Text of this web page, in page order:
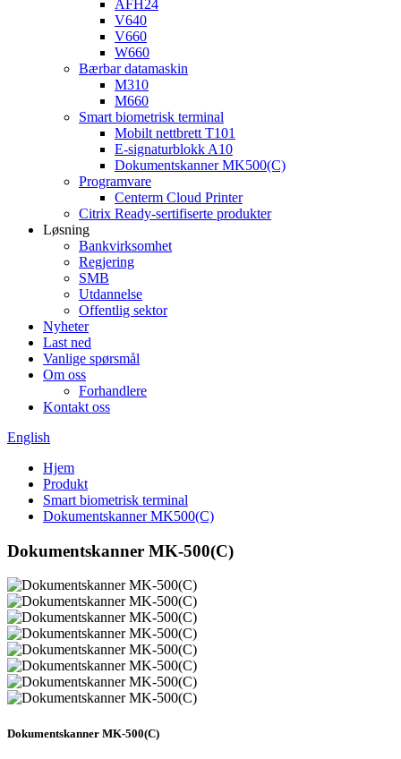
AFH24
V640
V660
W660
Bærbar datamaskin
M310
M660
Smart biometrisk terminal
Mobilt nettbrett T101
E-signaturblokk A10
Dokumentskanner MK500(C)
Programvare
Centerm Cloud Printer
Citrix Ready-sertifiserte produkter
Løsning
Bankvirksomhet
Regjering
SMB
Utdannelse
Offentlig sektor
Nyheter
Last ned
Vanlige spørsmål
Om oss
Forhandlere
Kontakt oss
English
Hjem
Produkt
Smart biometrisk terminal
Dokumentskanner MK500(C)
Dokumentskanner MK-500(C)
Dokumentskanner MK-500(C)